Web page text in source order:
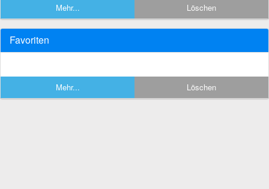
Mehr... Löschen
Favoriten
Mehr... Löschen